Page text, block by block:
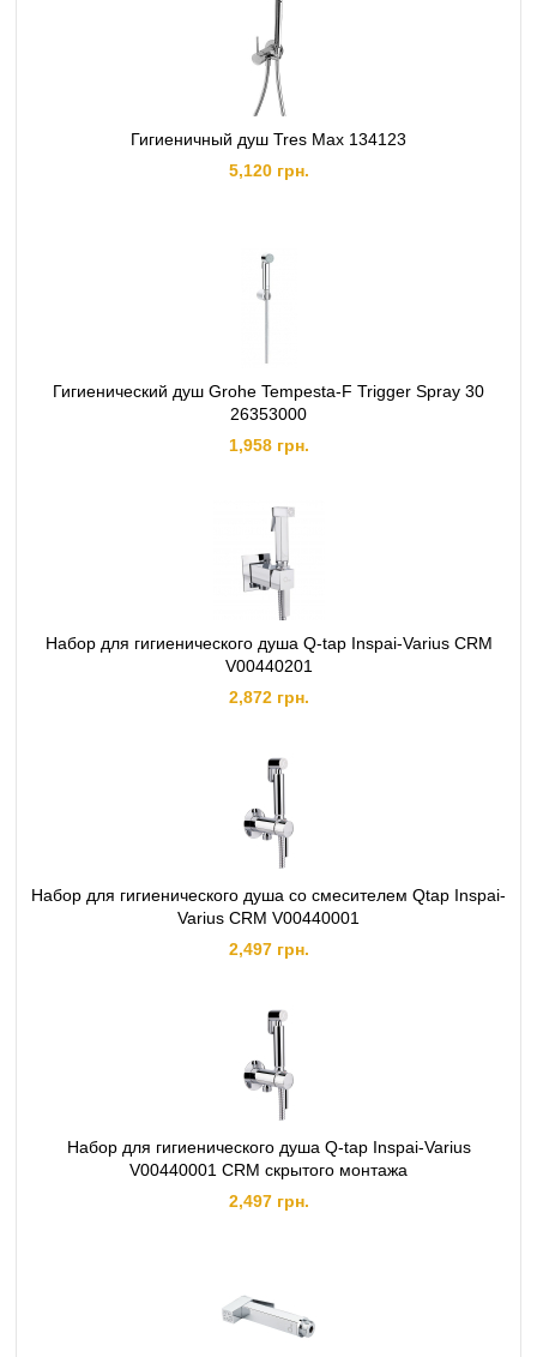
Гигиеничный душ Tres Max 134123
5,120 грн.
Гигиенический душ Grohe Tempesta-F Trigger Spray 30
26353000
1,958 грн.
Набор для гигиенического душа Q-tap Inspai-Varius CRM
V00440201
2,872 грн.
Набор для гигиенического душа со смесителем Qtap Inspai-
Varius CRM V00440001
2,497 грн.
Набор для гигиенического душа Q-tap Inspai-Varius
V00440001 CRM скрытого монтажа
2,497 грн.